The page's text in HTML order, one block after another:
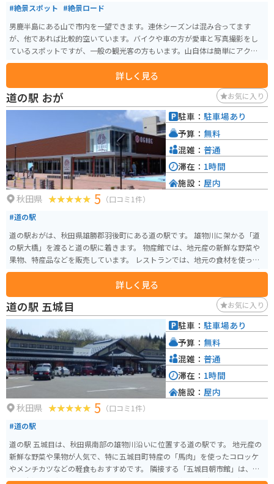
#絶景スポット #絶景ロード
男鹿半島にある山で市内を一望できます。連休シーズンは混み合ってます
が、他であれば比較的空いています。バイクや車の方が愛車と写真撮影をし
ているスポットですが、一般の観光客の方もいます。山自体は簡単にアクセ
ス可能です。
詳しく見る
道の駅 おが お気に入り
秋田県 5 （口コミ1件）
#道の駅
道の駅おがは、秋田県雄勝郡羽後町にある道の駅です。 雄物川に架かる「道
の駅大橋」を渡ると道の駅に着きます。 物産館では、地元産の新鮮な野菜や
果物、特産品などを販売しています。 レストランでは、地元の食材を使った
料理を楽しむことができます。 バイクツーリングで立ち寄るのに最適な場所
で、雄大な自然の中で休憩することができます。 羽後町は、秋田県南部に位
置し、豊かな自然と歴史的な観光スポットが魅力です。 特に、国の重要無形
民俗文化財に指定されている「西馬音内の盆踊」は一見の価値があります。
道の駅おがに立ち寄った際は、周辺の観光スポットにも足を運んでみてはい
かがでしょうか。
詳しく見る
駐車： 駐車場あり
予算： 無料
混雑： 普通
滞在： 1時間
施設： 屋内
道の駅 五城目 お気に入り
秋田県 5 （口コミ1件）
#道の駅
道の駅 五城目は、秋田県南部の雄物川沿いに位置する道の駅です。 地元産の
新鮮な野菜や果物が人気で、特に五城目町特産の「馬肉」を使ったコロッケ
やメンチカツなどの軽食もおすすめです。 隣接する「五城目朝市館」は、東
北最大級の産直施設として知られており、地元の農家さんが持ち寄る新鮮な
駐車： 駐車場あり
予算： 無料
混雑： 普通
滞在： 1時間
施設： 屋内